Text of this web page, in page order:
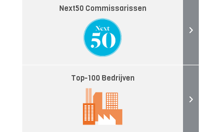
Next50 Commissarissen
Top-100 Bedrijven